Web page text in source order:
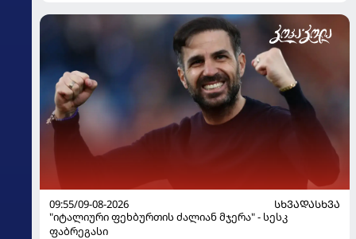
09:55/09-08-2026
ᲡᲮᲕᲐᲓᲐᲡᲮᲕᲐ
"იტალიური ფეხბურთის ძალიან მჯერა" - სესკ
ფაბრეგასი